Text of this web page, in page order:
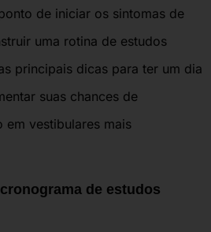
de iniciar os sintomas de
uma rotina de estudos
principais dicas para ter um dia
suas chances de
em vestibulares mais
de estudos